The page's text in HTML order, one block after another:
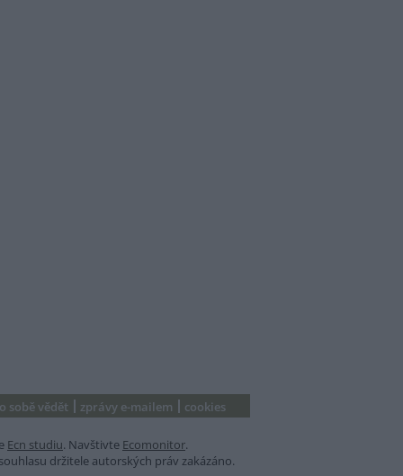
sobě vědět zprávy e-mailem cookies
Ecn studiu. Navštivte Ecomonitor.
držitele autorských práv zakázáno.